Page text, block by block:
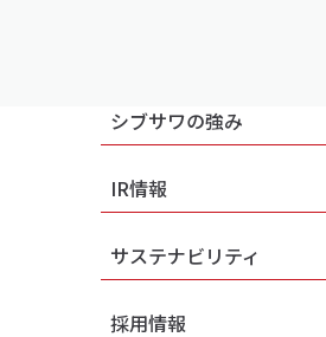
シブサワの強み
IR情報
サステナビリティ
採用情報